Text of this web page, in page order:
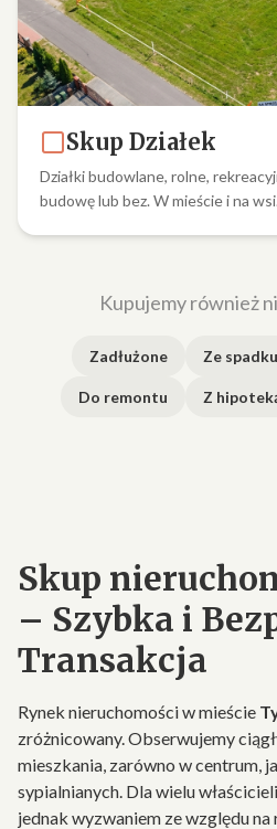
Skup Działek
Działki budowlane, rolne,
budowę lub bez. W mieście i na wsi.
Kupujemy również
Zadłużone Ze spadku
Do remontu Z
Skup
– Szybka i
Transakcja
Rynek nieruchomości w mieście
zróżnicowany. Obserwujemy
mieszkania, zarówno w centrum,
sypialnianych. Dla wielu
jednak wyzwaniem ze względu